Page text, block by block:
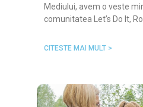
Mediului, avem o veste
comunitatea Let’s Do It,
CITESTE MAI MULT >